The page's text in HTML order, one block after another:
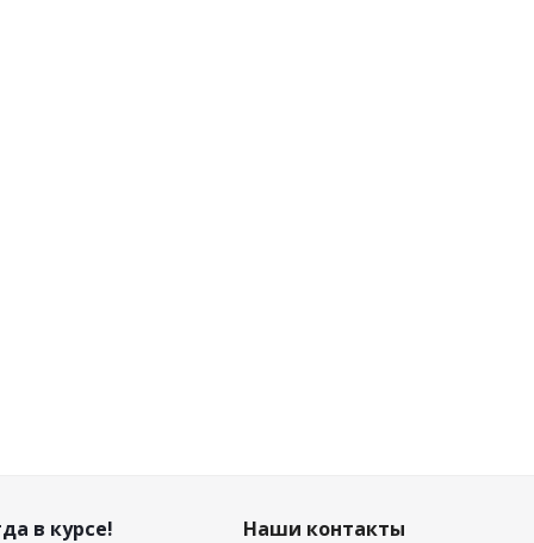
в курсе! Наши контакты